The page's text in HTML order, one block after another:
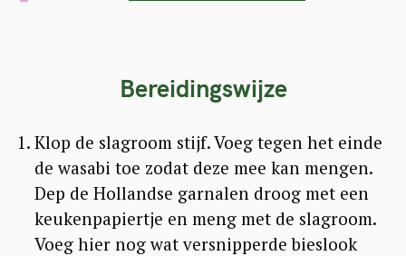
Bereidingswijze
Klop de slagroom stijf. Voeg tegen het einde
de wasabi toe zodat deze mee kan mengen.
Dep de Hollandse garnalen droog met een
keukenpapiertje en meng met de slagroom.
Voeg hier nog wat versnipperde bieslook